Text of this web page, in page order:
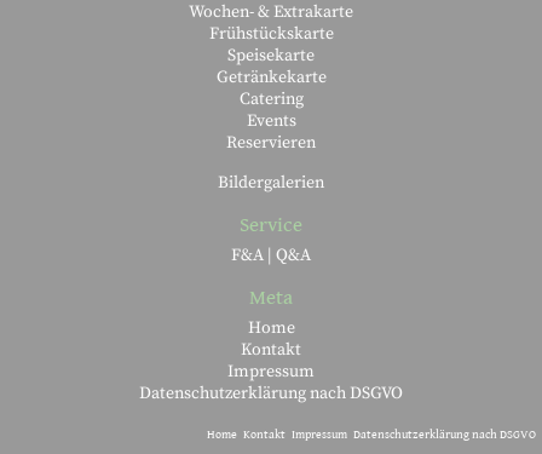
Wochen- & Extrakarte
Frühstückskarte
Speisekarte
Getränkekarte
Catering
Events
Reservieren
Bildergalerien
Service
F&A | Q&A
Meta
Home
Kontakt
Impressum
Datenschutzerklärung nach DSGVO
Home Kontakt Impressum Datenschutzerklärung nach DSGVO